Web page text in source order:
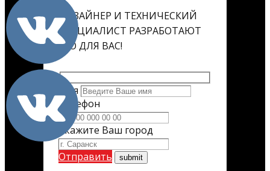
ДИЗАЙНЕР И ТЕХНИЧЕСКИЙ
СПЕЦИАЛИСТ РАЗРАБОТАЮТ
ЕГО ДЛЯ ВАС!
Имя
Телефон
Укажите Ваш город
Отправить